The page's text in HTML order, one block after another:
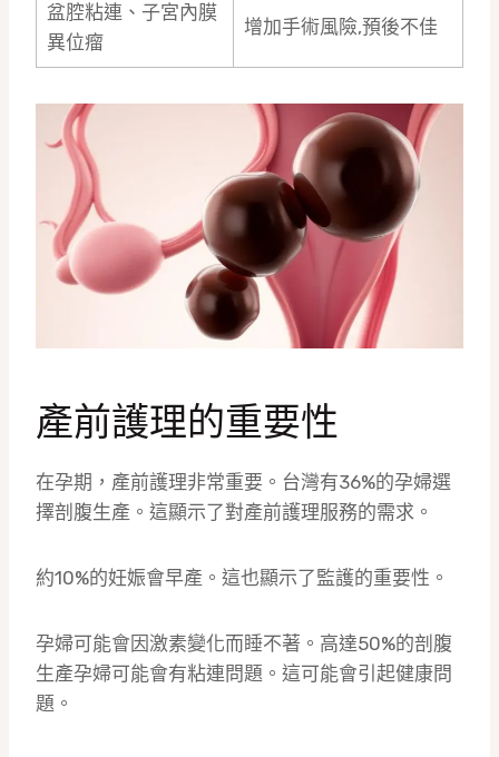
盆腔粘連、子宮內膜
異位瘤
增加手術風險,預後不佳
產前護理的重要性
在孕期，產前護理非常重要。台灣有36%的孕婦選
擇剖腹生產。這顯示了對產前護理服務的需求。
約10%的妊娠會早產。這也顯示了監護的重要性。
孕婦可能會因激素變化而睡不著。高達50%的剖腹
生產孕婦可能會有粘連問題。這可能會引起健康問
題。